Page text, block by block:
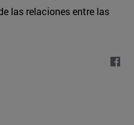
las relaciones entre las